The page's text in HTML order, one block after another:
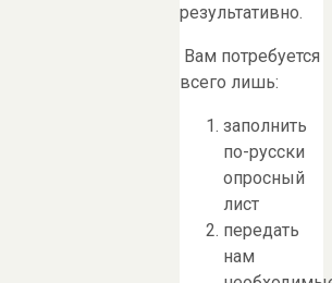
результативно.
Вам потребуется
всего лишь:
заполнить
по-русски
опросный
лист
передать
нам